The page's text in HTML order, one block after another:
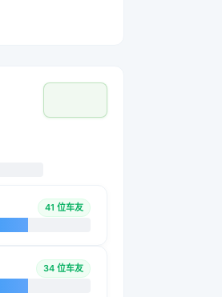
41 位车友
34 位车友